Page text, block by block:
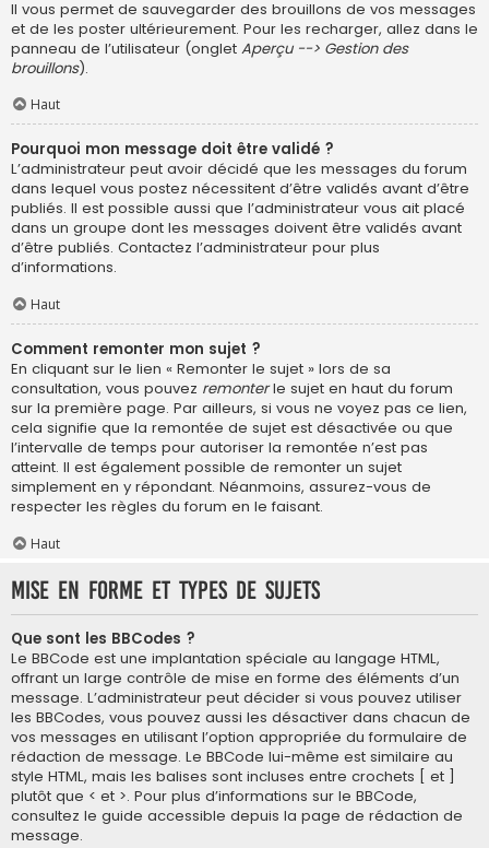
Il vous permet de sauvegarder des brouillons de vos messages
et de les poster ultérieurement. Pour les recharger, allez dans le
panneau de l’utilisateur (onglet Aperçu --> Gestion des
brouillons).
Haut
Pourquoi mon message doit être validé ?
L’administrateur peut avoir décidé que les messages du forum
dans lequel vous postez nécessitent d’être validés avant d’être
publiés. Il est possible aussi que l’administrateur vous ait placé
dans un groupe dont les messages doivent être validés avant
d’être publiés. Contactez l’administrateur pour plus
d’informations.
Haut
Comment remonter mon sujet ?
En cliquant sur le lien « Remonter le sujet » lors de sa
consultation, vous pouvez remonterle sujet en haut du forum
sur la première page. Par ailleurs, si vous ne voyez pas ce lien,
cela signifie que la remontée de sujet est désactivée ou que
l’intervalle de temps pour autoriser la remontée n’est pas
atteint. Il est également possible de remonter un sujet
simplement en y répondant. Néanmoins, assurez-vous de
respecter les règles du forum en le faisant.
Haut
Mise en forme et types de sujets
Que sont les BBCodes ?
Le BBCode est une implantation spéciale au langage HTML,
offrant un large contrôle de mise en forme des éléments d’un
message. L’administrateur peut décider si vous pouvez utiliser
les BBCodes, vous pouvez aussi les désactiver dans chacun de
vos messages en utilisant l’option appropriée du formulaire de
rédaction de message. Le BBCode lui-même est similaire au
style HTML, mais les balises sont incluses entre crochets [ et ]
plutôt que < et >. Pour plus d’informations sur le BBCode,
consultez le guide accessible depuis la page de rédaction de
message.